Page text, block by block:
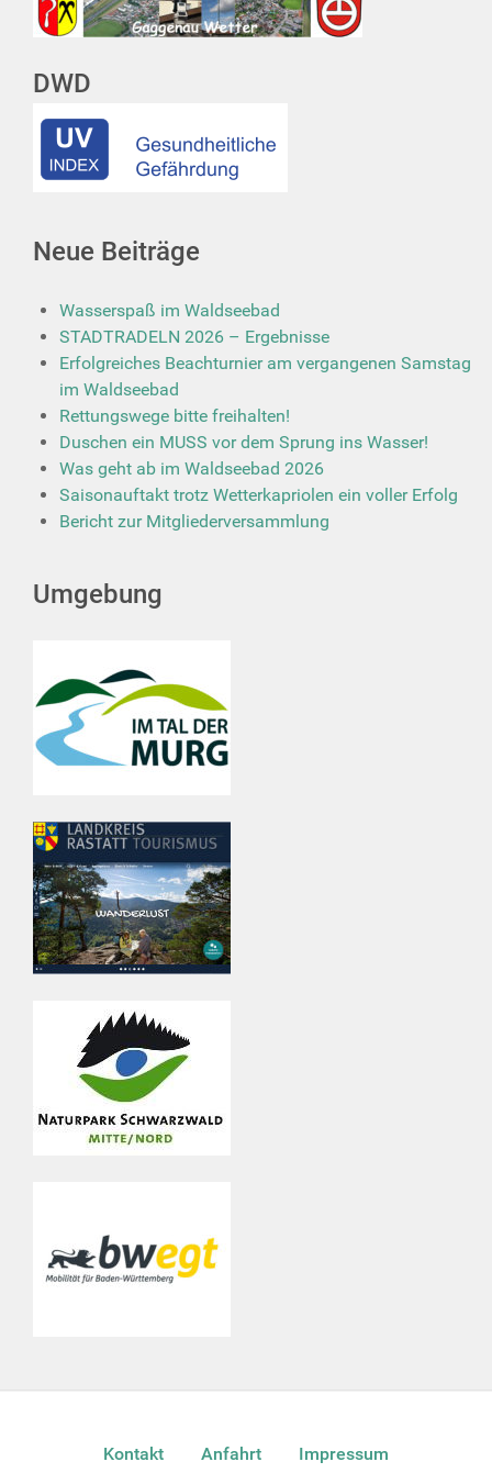
DWD
Neue Beiträge
Wasserspaß im Waldseebad
STADTRADELN 2026 – Ergebnisse
Erfolgreiches Beachturnier am vergangenen Samstag
im Waldseebad
Rettungswege bitte freihalten!
Duschen ein MUSS vor dem Sprung ins Wasser!
Was geht ab im Waldseebad 2026
Saisonauftakt trotz Wetterkapriolen ein voller Erfolg
Bericht zur Mitgliederversammlung
Umgebung
Kontakt Anfahrt Impressum